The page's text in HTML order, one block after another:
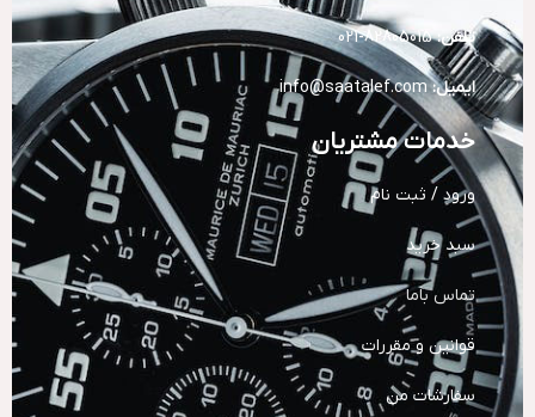
تلفن:82805015-021
ایمیل: info@saatalef.com
خدمات مشتریان
ورود / ثبت نام
سبد خرید
تماس باما
قوانین و مقررات
سفارشات من